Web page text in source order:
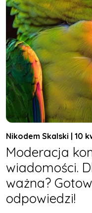
Nikodem Skalski | 10
Moderacja
wiadomości.
ważna?
odpowiedzi!